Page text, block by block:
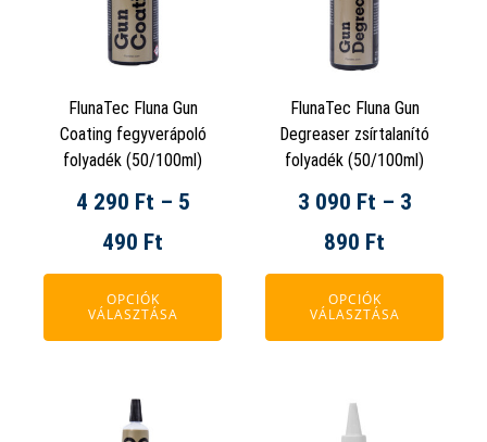
FlunaTec Fluna Gun
Coating fegyverápoló
folyadék (50/100ml)
4 290 Ft – 5
490 Ft
4
290 Ft
OPCIÓK
VÁLASZTÁSA
variációja
változatok
termékoldalon
választhatók
FlunaTec Fluna Gun
Degreaser zsírtalanító
folyadék (50/100ml)
3 090 Ft – 3
890 Ft
3
090 Ft
OPCIÓK
VÁLASZTÁSA
variációja
változatok
termékoldalon
választhatók